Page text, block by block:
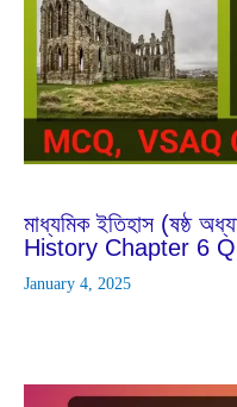
মাধ্যমিক ইতিহাস (ষষ্ঠ
History Chapter 6
January 4, 2025